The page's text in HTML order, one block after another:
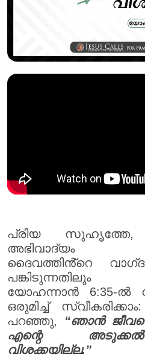
പ്രിയ സുഹൃത്തേ,
അഭിവാദ്യം
ദൈവത്തിൻ്റെ
യോഹന്നാൻ 6:35-ൽ
ഒരുമിച്ച്
പറഞ്ഞു, “ഞാൻ
എന്റെ
വിശക്കയില്ല.”